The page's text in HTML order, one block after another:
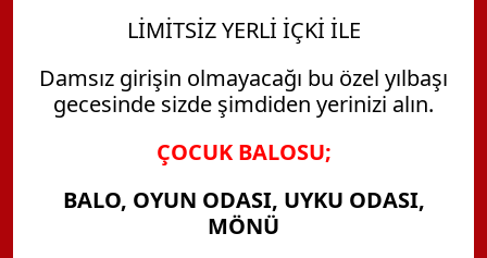
LİMİTSİZ YERLİ İÇKİ İLE
Damsız girişin olmayacağı bu özel yılbaşı
gecesinde sizde şimdiden yerinizi alın.
ÇOCUK BALOSU;
BALO, OYUN ODASI, UYKU ODASI,
MÖNÜ